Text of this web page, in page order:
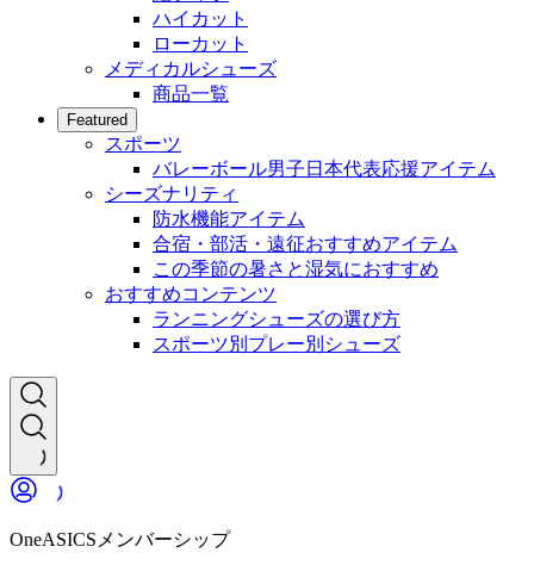
ハイカット
ローカット
メディカルシューズ
商品一覧
Featured
スポーツ
バレーボール男子日本代表応援アイテム
シーズナリティ
防水機能アイテム
合宿・部活・遠征おすすめアイテム
この季節の暑さと湿気におすすめ
おすすめコンテンツ
ランニングシューズの選び方
スポーツ別プレー別シューズ
OneASICSメンバーシップ